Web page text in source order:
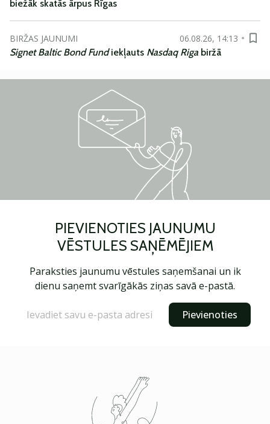
biežāk skatās ārpus Rīgas
BIRŽAS JAUNUMI
06.08.26, 14:13
Signet Baltic Bond Fundiekļauts Nasdaq Riga biržā
PIEVIENOTIES JAUNUMU
VĒSTULES SAŅĒMĒJIEM
Paraksties jaunumu vēstules saņemšanai un ik
dienu saņemt svarīgākās ziņas savā e-pastā.
Pievienoties